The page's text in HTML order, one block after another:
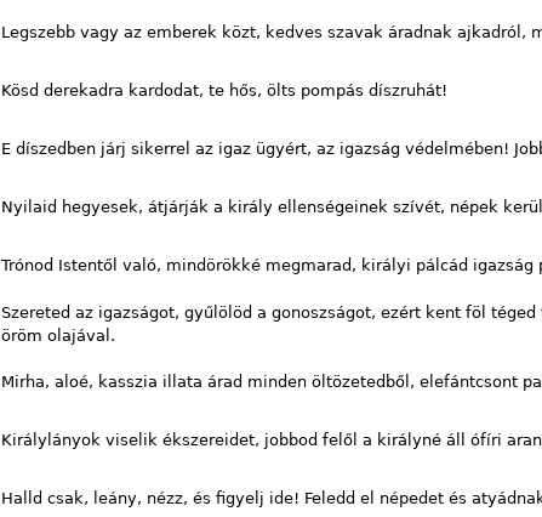
Legszebb vagy az emberek közt, kedves szavak áradnak ajkadról,
Kösd derekadra kardodat, te hős, ölts pompás díszruhát!
E díszedben járj sikerrel az igaz ügyért, az igazság védelmében!
Nyilaid hegyesek, átjárják a király ellenségeinek szívét, népek
Trónod Istentől való, mindörökké megmarad, királyi pálcád igazság
Szereted az igazságot, gyűlölöd a gonoszságot, ezért kent föl
öröm olajával.
Mirha, aloé, kasszia illata árad minden öltözetedből, elefántcsont
Királylányok viselik ékszereidet, jobbod felől a királyné áll ófíri
Halld csak, leány, nézz, és figyelj ide! Feledd el népedet és